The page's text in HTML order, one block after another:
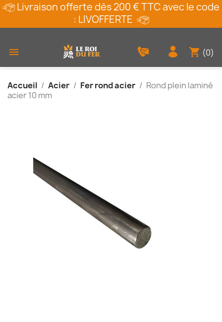
Livraison offerte dès 200 € TTC avec le code
: LIVOFFERTE
 shopping_cart (0)
Accueil Acier Fer rond acier
Rond plein laminé
acier 10 mm